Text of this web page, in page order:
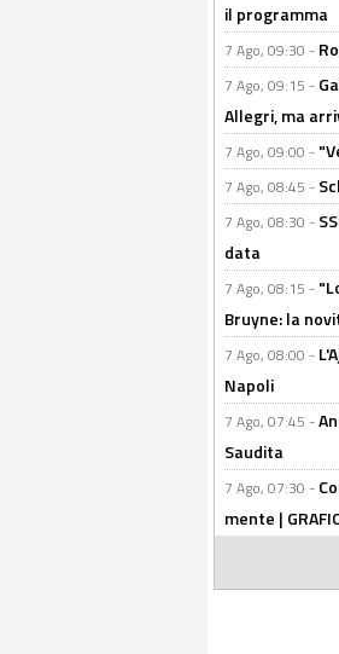
il programma
7 Ago, 09:30 -
7 Ago, 09:15 -
Allegri, ma
7 Ago, 09:00 -
7 Ago, 08:45 -
7 Ago, 08:30 -
data
7 Ago, 08:15 -
Bruyne: la
7 Ago, 08:00 -
Napoli
7 Ago, 07:45 -
Saudita
7 Ago, 07:30 -
mente |